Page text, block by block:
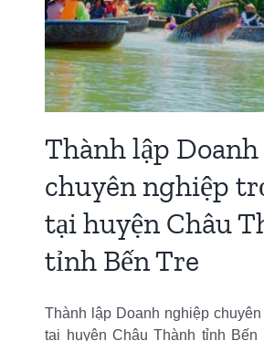
Thành lập
chuyên nghiệp
tại huyện Châu
tỉnh Bến Tre
Thành lập Doanh nghiệp
tại huyện Châu Thành tỉnh Bến